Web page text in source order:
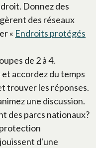
Donnez des
des réseaux
« Endroits protégés
de 2 à 4.
accordez du temps
trouver les réponses.
une discussion.
des parcs nationaux?
d'une